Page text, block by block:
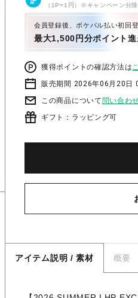
（1P=1円）※キャンペーン分除
会員登録後、ポケパル払い初回
最大1,500円分ポイント進
獲得ポイントの確認方法は
販売期間 2026年06月20日
この商品について 問い合わ
ギフト：ラッピング可
アイテム説明 / 素材 概要